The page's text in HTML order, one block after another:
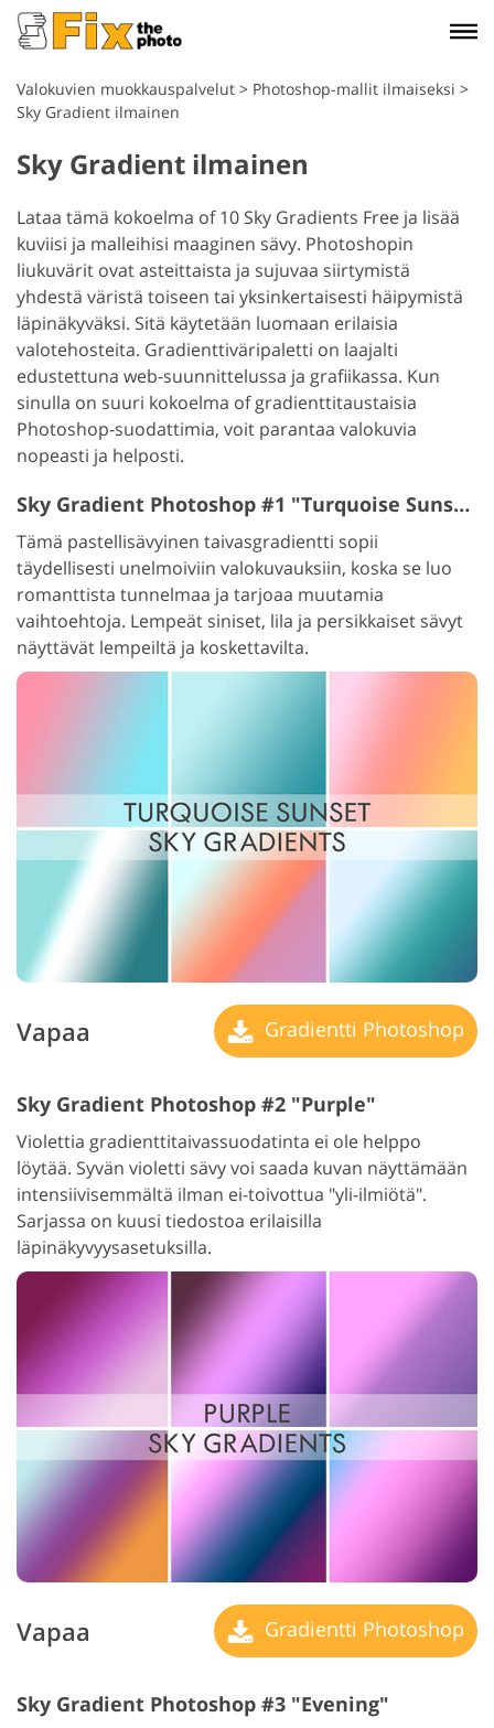
Valokuvien muokkauspalvelut > Photoshop-mallit ilmaiseksi >
Sky Gradient ilmainen
Sky Gradient ilmainen
Lataa tämä kokoelma of 10 Sky Gradients Free ja lisää
kuviisi ja malleihisi maaginen sävy. Photoshopin
liukuvärit ovat asteittaista ja sujuvaa siirtymistä
yhdestä väristä toiseen tai yksinkertaisesti häipymistä
läpinäkyväksi. Sitä käytetään luomaan erilaisia
valotehosteita. Gradienttiväripaletti on laajalti
edustettuna web-suunnittelussa ja grafiikassa. Kun
sinulla on suuri kokoelma of gradienttitaustaisia
Photoshop-suodattimia, voit parantaa valokuvia
nopeasti ja helposti.
Sky Gradient Photoshop #1 "Turquoise Sunset"
Tämä pastellisävyinen taivasgradientti sopii
täydellisesti unelmoiviin valokuvauksiin, koska se luo
romanttista tunnelmaa ja tarjoaa muutamia
vaihtoehtoja. Lempeät siniset, lila ja persikkaiset sävyt
näyttävät lempeiltä ja koskettavilta.
Vapaa Gradientti Photoshop
Sky Gradient Photoshop #2 "Purple"
Violettia gradienttitaivassuodatinta ei ole helppo
löytää. Syvän violetti sävy voi saada kuvan näyttämään
intensiivisemmältä ilman ei-toivottua "yli-ilmiötä".
Sarjassa on kuusi tiedostoa erilaisilla
läpinäkyvyysasetuksilla.
Vapaa Gradientti Photoshop
Sky Gradient Photoshop #3 "Evening"